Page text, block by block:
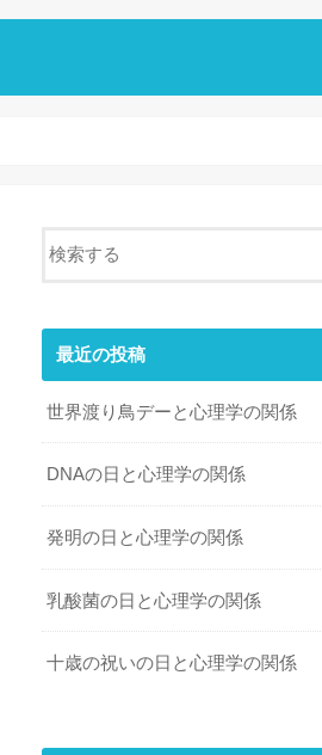
最近の投稿
世界渡り鳥デーと心理学の関係
DNAの日と心理学の関係
発明の日と心理学の関係
乳酸菌の日と心理学の関係
十歳の祝いの日と心理学の関係